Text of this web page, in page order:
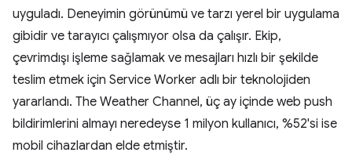
uyguladı. Deneyimin görünümü ve tarzı yerel bir uygulama
gibidir ve tarayıcı çalışmıyor olsa da çalışır. Ekip,
çevrimdışı işleme sağlamak ve mesajları hızlı bir şekilde
teslim etmek için Service Worker adlı bir teknolojiden
yararlandı. The Weather Channel, üç ay içinde web push
bildirimlerini almayı neredeyse 1 milyon kullanıcı, %52'si ise
mobil cihazlardan elde etmiştir.